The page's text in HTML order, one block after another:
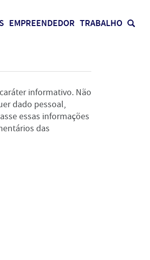
EMPREENDEDOR TRABALHO
informativo. Não
dado pessoal,
essas informações
das